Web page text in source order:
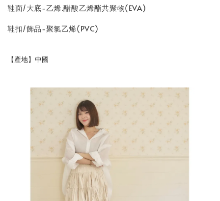
鞋面/大底-乙烯.醋酸乙烯酯共聚物(EVA)
鞋扣/飾品-聚氯乙烯(PVC)
【產地】中國